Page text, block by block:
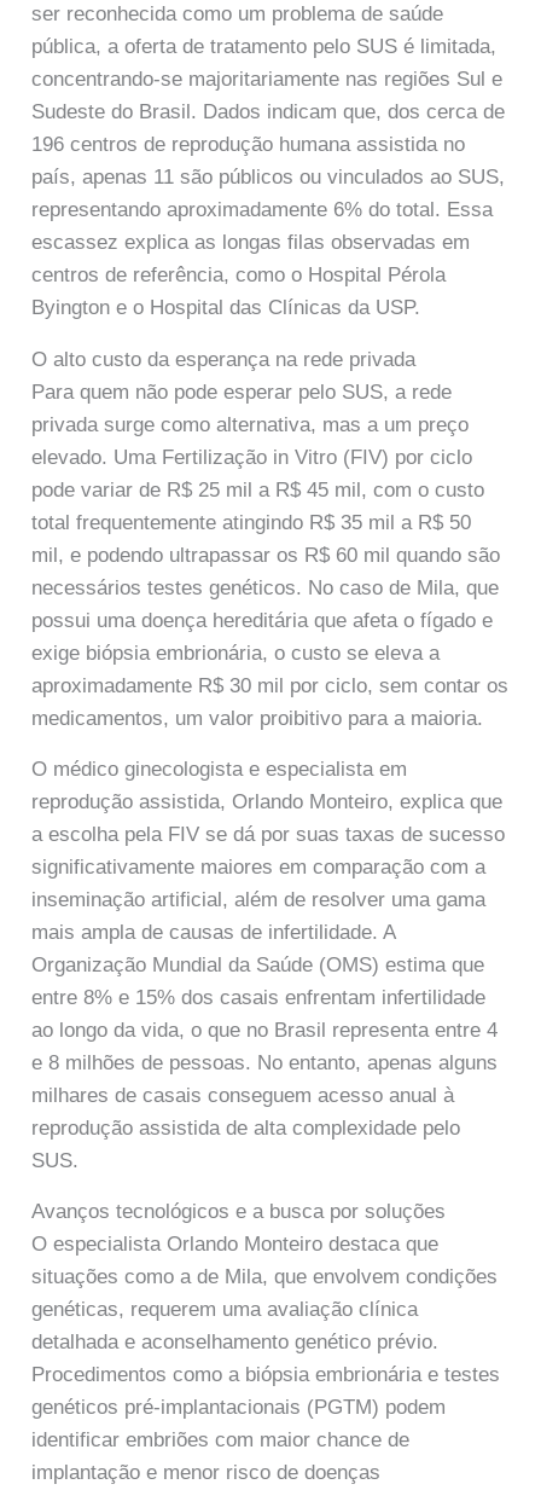
ser reconhecida como um problema de saúde
pública, a oferta de tratamento pelo SUS é limitada,
concentrando-se majoritariamente nas regiões Sul e
Sudeste do Brasil. Dados indicam que, dos cerca de
196 centros de reprodução humana assistida no
país, apenas 11 são públicos ou vinculados ao SUS,
representando aproximadamente 6% do total. Essa
escassez explica as longas filas observadas em
centros de referência, como o Hospital Pérola
Byington e o Hospital das Clínicas da USP.
O alto custo da esperança na rede privada
Para quem não pode esperar pelo SUS, a rede
privada surge como alternativa, mas a um preço
elevado. Uma Fertilização in Vitro (FIV) por ciclo
pode variar de R$ 25 mil a R$ 45 mil, com o custo
total frequentemente atingindo R$ 35 mil a R$ 50
mil, e podendo ultrapassar os R$ 60 mil quando são
necessários testes genéticos. No caso de Mila, que
possui uma doença hereditária que afeta o fígado e
exige biópsia embrionária, o custo se eleva a
aproximadamente R$ 30 mil por ciclo, sem contar os
medicamentos, um valor proibitivo para a maioria.
O médico ginecologista e especialista em
reprodução assistida, Orlando Monteiro, explica que
a escolha pela FIV se dá por suas taxas de sucesso
significativamente maiores em comparação com a
inseminação artificial, além de resolver uma gama
mais ampla de causas de infertilidade. A
Organização Mundial da Saúde (OMS) estima que
entre 8% e 15% dos casais enfrentam infertilidade
ao longo da vida, o que no Brasil representa entre 4
e 8 milhões de pessoas. No entanto, apenas alguns
milhares de casais conseguem acesso anual à
reprodução assistida de alta complexidade pelo
SUS.
Avanços tecnológicos e a busca por soluções
O especialista Orlando Monteiro destaca que
situações como a de Mila, que envolvem condições
genéticas, requerem uma avaliação clínica
detalhada e aconselhamento genético prévio.
Procedimentos como a biópsia embrionária e testes
genéticos pré-implantacionais (PGTM) podem
identificar embriões com maior chance de
implantação e menor risco de doenças